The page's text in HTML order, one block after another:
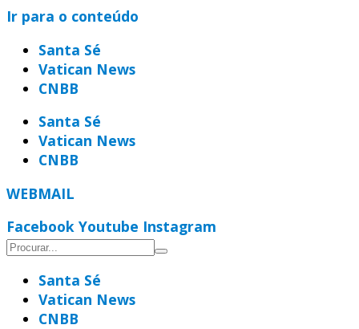
Ir para o conteúdo
Santa Sé
Vatican News
CNBB
Santa Sé
Vatican News
CNBB
WEBMAIL
Facebook Youtube Instagram
Santa Sé
Vatican News
CNBB